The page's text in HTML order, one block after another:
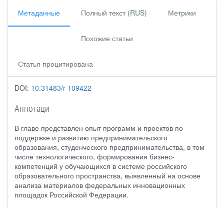
Метаданные Полный текст (RUS) Метрики
Похожие статьи
Статья процитирована
DOI: 10.31483/r-109422
Аннотаци
В главе представлен опыт программ и проектов по
поддержке и развитию предпринимательского
образования, студенческого предпринимательства, в том
числе технологического, формирования бизнес-
компетенций у обучающихся в системе российского
образовательного пространства, выявленный на основе
анализа материалов федеральных инновационных
площадок Российской Федерации.